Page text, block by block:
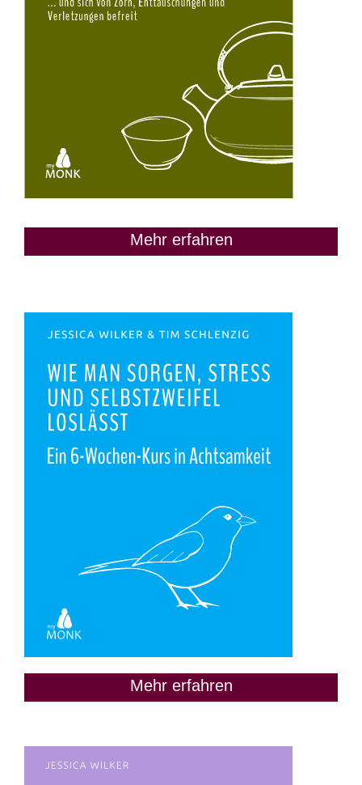
Mehr erfahren
Mehr erfahren